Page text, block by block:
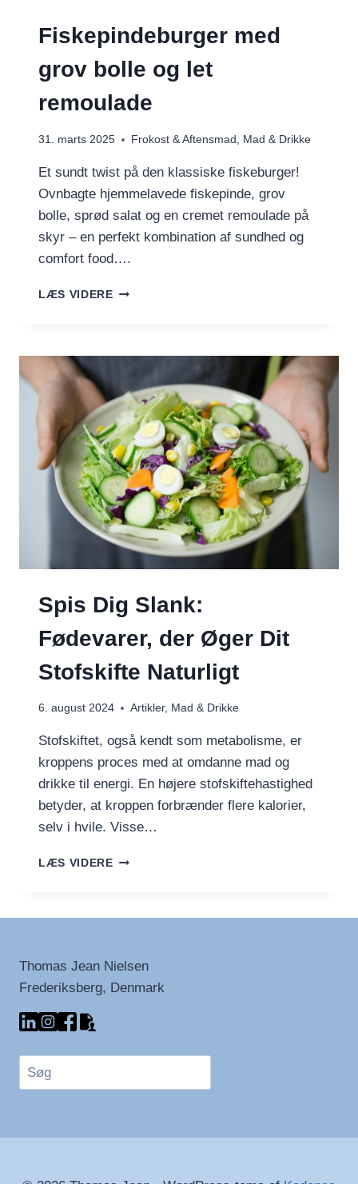
Fiskepindeburger med
grov bolle og let
remoulade
31. marts 2025 Frokost & Aftensmad , Mad & Drikke
Et sundt twist på den klassiske fiskeburger!
Ovnbagte hjemmelavede fiskepinde, grov
bolle, sprød salat og en cremet remoulade på
skyr – en perfekt kombination af sundhed og
comfort food….
LÆS VIDEREFISKEPINDEBURGER
OG
REMOULADE
Spis Dig Slank:
Fødevarer, der Øger Dit
Stofskifte Naturligt
6. august 2024 Artikler, Mad & Drikke
Stofskiftet, også kendt som metabolisme, er
kroppens proces med at omdanne mad og
drikke til energi. En højere stofskiftehastighed
betyder, at kroppen forbrænder flere kalorier,
selv i hvile. Visse…
LÆS VIDERESPIS
DIT
NATURLIGT
Thomas Jean Nielsen
Frederiksberg, Denmark
Søg